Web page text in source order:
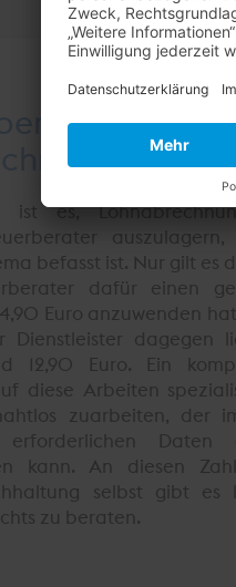
ist zu
ist es,
auszulagern,
befasst ist. Nur gilt es
dafür einen
Euro anzuwenden
Dienstleister dagegen
12,90 Euro. Ein
diese Arbeiten
zuarbeiten, der
Daten
kann. An diesen
selbst gibt es
zu beraten.